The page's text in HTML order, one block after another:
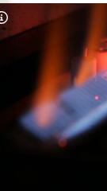
Untermenü
Untermenü
Untermenü
Copyright-Hinweis